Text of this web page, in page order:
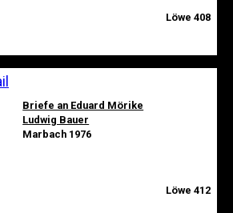
Löwe 408
Briefe an Eduard Mörike
Ludwig Bauer
Marbach 1976
Löwe 412